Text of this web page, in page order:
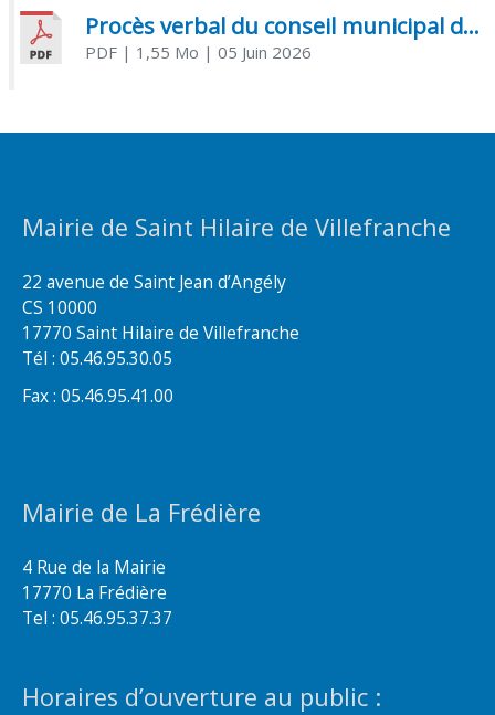
Procès verbal du conseil municipal du 05 juin 2026
PDF| 1,55 Mo | 05 Juin 2026
Mairie de Saint Hilaire de Villefranche
22 avenue de Saint Jean d’Angély
CS 10000
17770 Saint Hilaire de Villefranche
Tél : 05.46.95.30.05
Fax : 05.46.95.41.00
Mairie de La Frédière
4 Rue de la Mairie
17770 La Frédière
Tel : 05.46.95.37.37
Horaires d’ouverture au public :